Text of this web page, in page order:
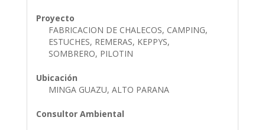
Proyecto
FABRICACION DE CHALECOS, CAMPING,
ESTUCHES, REMERAS, KEPPYS,
SOMBRERO, PILOTIN
Ubicación
MINGA GUAZU, ALTO PARANA
Consultor Ambiental